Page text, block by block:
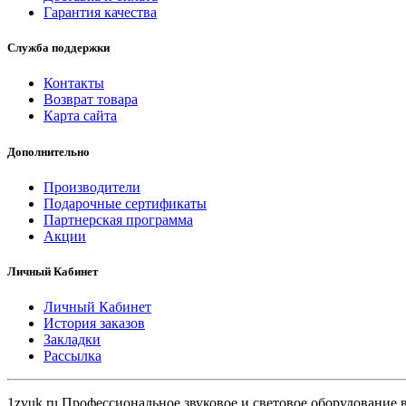
Гарантия качества
Служба поддержки
Контакты
Возврат товара
Карта сайта
Дополнительно
Производители
Подарочные сертификаты
Партнерская программа
Акции
Личный Кабинет
Личный Кабинет
История заказов
Закладки
Рассылка
1zvuk.ru Профессиональное звуковое и световое оборудование